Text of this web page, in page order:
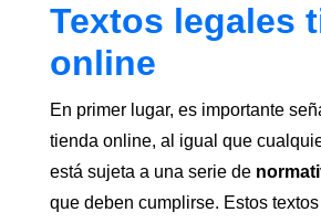
Textos legales
online
En primer lugar, es importante
tienda online, al igual que
está sujeta a una serie de
que deben cumplirse. Estos